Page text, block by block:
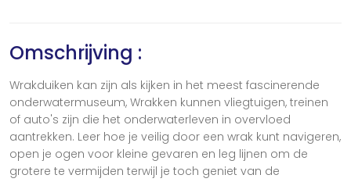
Omschrijving :
Wrakduiken kan zijn als kijken in het meest fascinerende
onderwatermuseum, Wrakken kunnen vliegtuigen, treinen
of auto's zijn die het onderwaterleven in overvloed
aantrekken. Leer hoe je veilig door een wrak kunt navigeren,
open je ogen voor kleine gevaren en leg lijnen om de
grotere te vermijden terwijl je toch geniet van de